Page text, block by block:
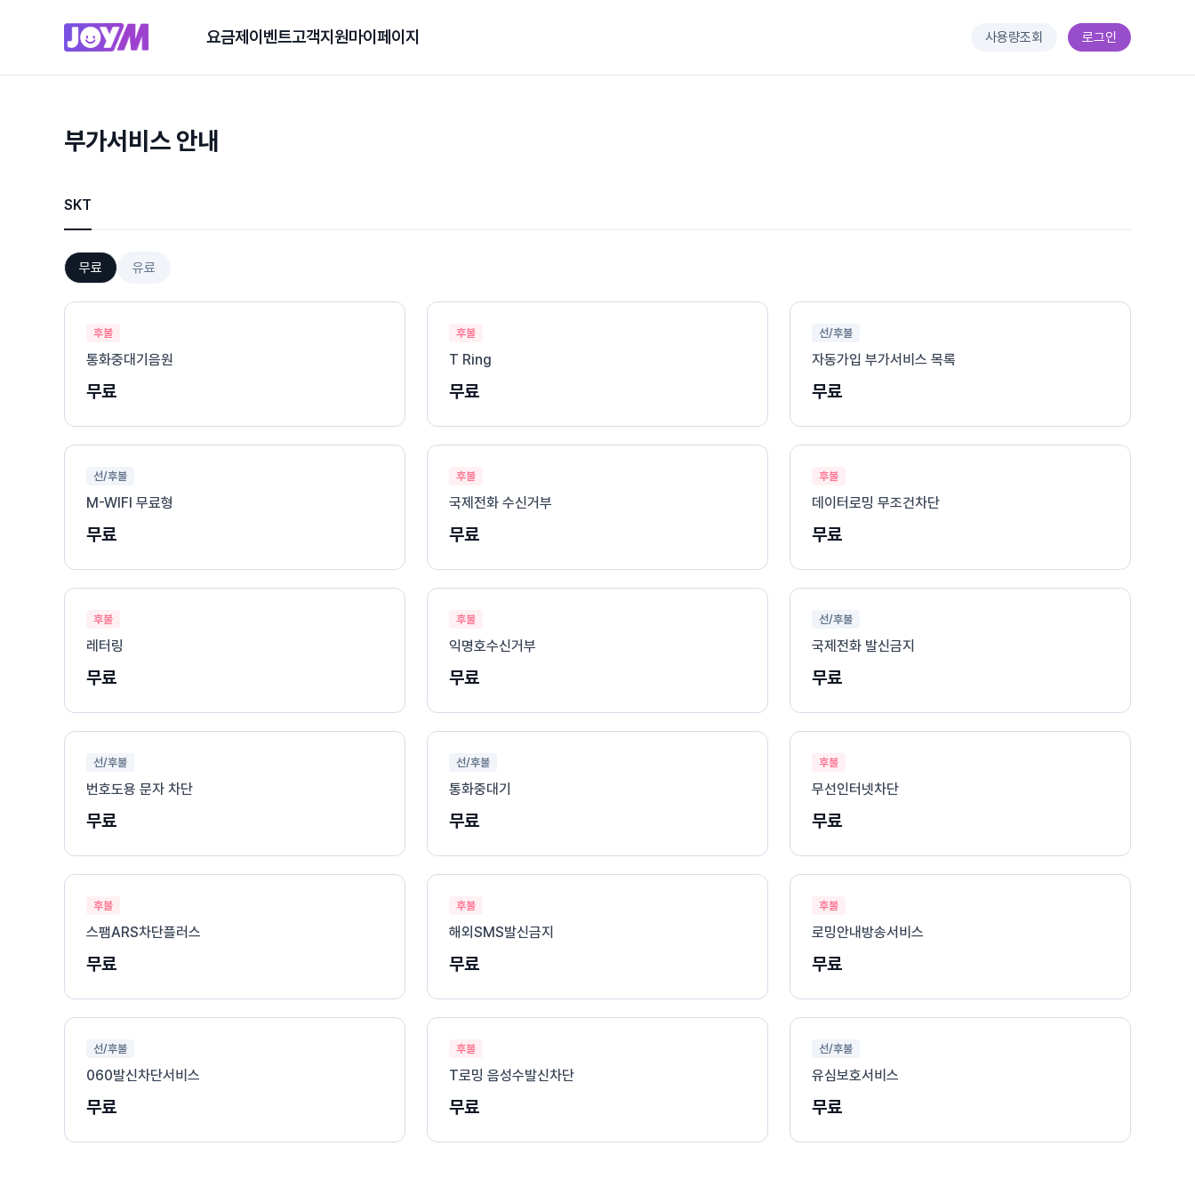
요금제 이벤트고객지원마이페이지 사용량조회 로그인
부가서비스 안내
SKT
무료 유료
후불
통화중대기음원
무료
후불
T Ring
무료
선/후불
자동가입 부가서비스 목록
무료
선/후불
M-WIFI 무료형
무료
후불
국제전화 수신거부
무료
후불
데이터로밍 무조건차단
무료
후불
레터링
무료
후불
익명호수신거부
무료
선/후불
국제전화 발신금지
무료
선/후불
번호도용 문자 차단
무료
선/후불
통화중대기
무료
후불
무선인터넷차단
무료
후불
스팸ARS차단플러스
무료
후불
해외SMS발신금지
무료
후불
로밍안내방송서비스
무료
선/후불
060발신차단서비스
무료
후불
T로밍 음성수발신차단
무료
선/후불
유심보호서비스
무료